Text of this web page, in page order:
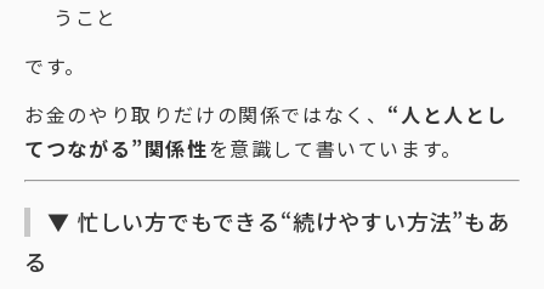
うこと
です。
お金のやり取りだけの関係ではなく、 “人と人とし
てつながる”関係性を意識して書いています。
▼ 忙しい方でもできる“続けやすい方法”もあ
る